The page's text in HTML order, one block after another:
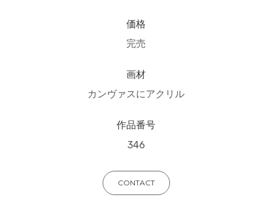
価格
完売
画材
カンヴァスにアクリル
作品番号
346
CONTACT